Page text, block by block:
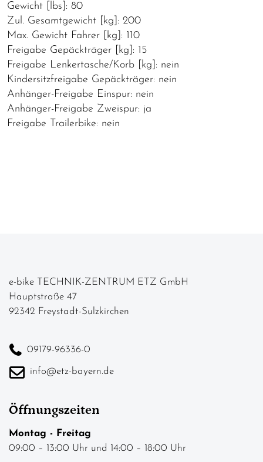
Gewicht [lbs]: 80
Zul. Gesamtgewicht [kg]: 200
Max. Gewicht Fahrer [kg]: 110
Freigabe Gepäckträger [kg]: 15
Freigabe Lenkertasche/Korb [kg]: nein
Kindersitzfreigabe Gepäckträger: nein
Anhänger-Freigabe Einspur: nein
Anhänger-Freigabe Zweispur: ja
Freigabe Trailerbike: nein
e-bike TECHNIK-ZENTRUM ETZ GmbH
Hauptstraße 47
92342 Freystadt-Sulzkirchen
09179-96336-0
info@etz-bayern.de
Öffnungszeiten
Montag - Freitag
09:00 – 13:00 Uhr und 14:00 – 18:00 Uhr